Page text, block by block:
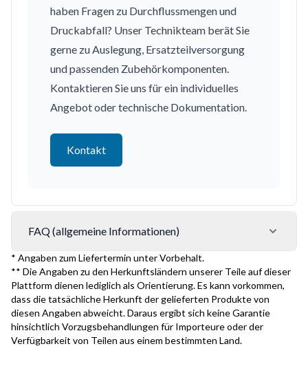
haben Fragen zu Durchflussmengen und
Druckabfall? Unser Technikteam berät Sie
gerne zu Auslegung, Ersatzteilversorgung
und passenden Zubehörkomponenten.
Kontaktieren Sie uns für ein individuelles
Angebot oder technische Dokumentation.
Kontakt
FAQ (allgemeine Informationen)
* Angaben zum Liefertermin unter Vorbehalt.
** Die Angaben zu den Herkunftsländern unserer Teile auf dieser
Plattform dienen lediglich als Orientierung. Es kann vorkommen,
dass die tatsächliche Herkunft der gelieferten Produkte von
diesen Angaben abweicht. Daraus ergibt sich keine Garantie
hinsichtlich Vorzugsbehandlungen für Importeure oder der
Verfügbarkeit von Teilen aus einem bestimmten Land.